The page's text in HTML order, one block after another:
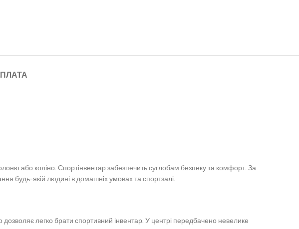
або коліно. Спортінвентар забезпечить суглобам безпеку та комфорт. За
будь-якій людині в домашніх умовах та спортзалі.
легко брати спортивний інвентар. У центрі передбачено невелике